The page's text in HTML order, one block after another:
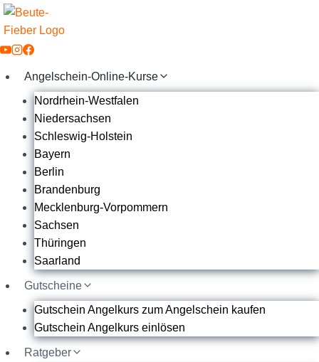
Zum
Inhalt
springen
Angelschein-Online-Kurse
Nordrhein-Westfalen
Niedersachsen
Schleswig-Holstein
Bayern
Berlin
Brandenburg
Mecklenburg-Vorpommern
Sachsen
Thüringen
Saarland
Gutscheine
Gutschein Angelkurs zum Angelschein kaufen
Gutschein Angelkurs einlösen
Ratgeber